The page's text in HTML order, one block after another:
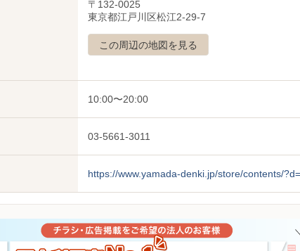
〒132-0025
東京都江戸川区松江2-29-7
この周辺の地図を見る
10:00〜20:00
03-5661-3011
https://www.yamada-denki.jp/store/contents/